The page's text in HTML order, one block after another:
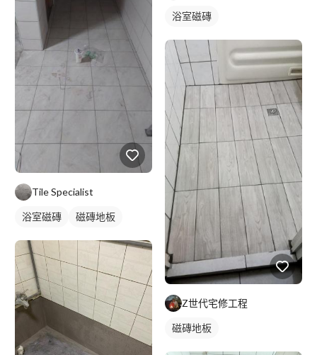
Tile Specialist
浴室磁磚 磁磚地板
浴室磁磚
Z世代宅修工程
磁磚地板